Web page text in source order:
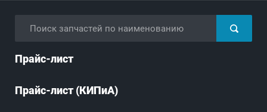
Прайс-лист
Прайс-лист (КИПиА)